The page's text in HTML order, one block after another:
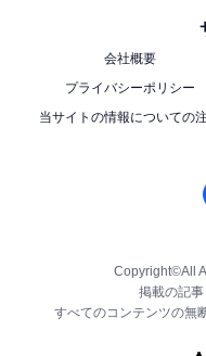
会社概要
プライバシーポリシー
当サイトの情報についての
Copyright©All
掲載の記事
すべてのコンテンツの無